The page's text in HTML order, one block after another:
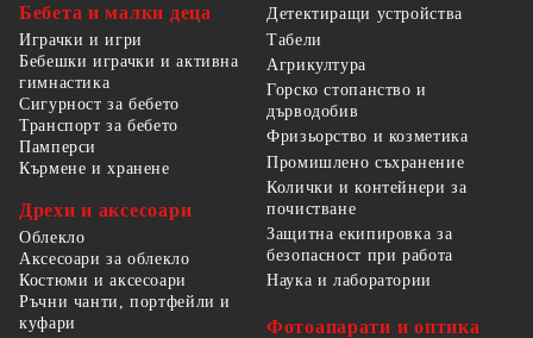
Бебета и малки деца
Играчки и игри
Бебешки играчки и активна
гимнастика
Сигурност за бебето
Транспорт за бебето
Памперси
Кърмене и хранене
Дрехи и аксесоари
Облекло
Аксесоари за облекло
Костюми и аксесоари
Ръчни чанти, портфейли и
куфари
Детектиращи устройства
Табели
Агрикултура
Горско стопанство и
дърводобив
Фризьорство и козметика
Промишлено съхранение
Колички и контейнери за
почистване
Защитна екипировка за
безопасност при работа
Наука и лаборатории
Фотоапарати и оптика